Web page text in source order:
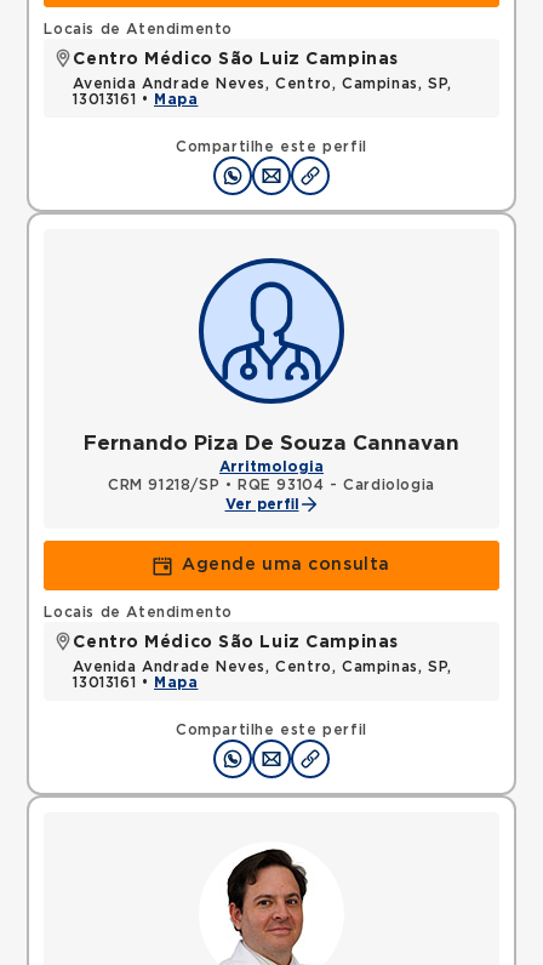
Compartilhe este perfil
Locais de Atendimento
Centro Médico São Luiz Campinas
Avenida Andrade Neves, Centro, Campinas, SP,
13013161 •
Mapa
Fernando Piza De Souza Cannavan
Arritmologia
CRM 91218/SP •
RQE 93104 - Cardiologia
Ver perfil
Agende uma consulta
Compartilhe este perfil
Locais de Atendimento
Centro Médico São Luiz Campinas
Avenida Andrade Neves, Centro, Campinas, SP,
13013161 •
Mapa